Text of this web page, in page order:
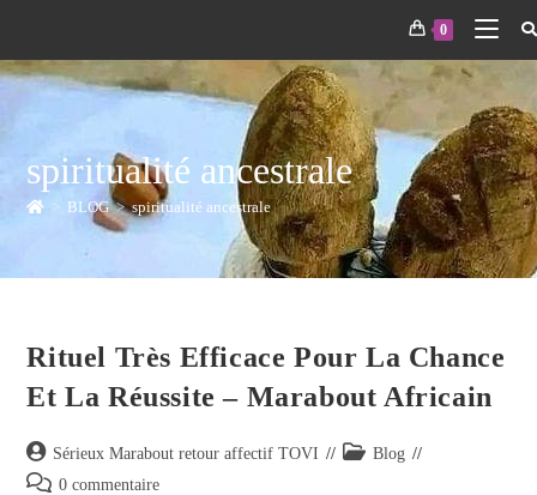
0
spiritualité ancestrale
> BLOG > spiritualité ancestrale
Rituel Très Efficace Pour La Chance
Et La Réussite – Marabout Africain
Sérieux Marabout retour affectif TOVI
Blog
0 commentaire